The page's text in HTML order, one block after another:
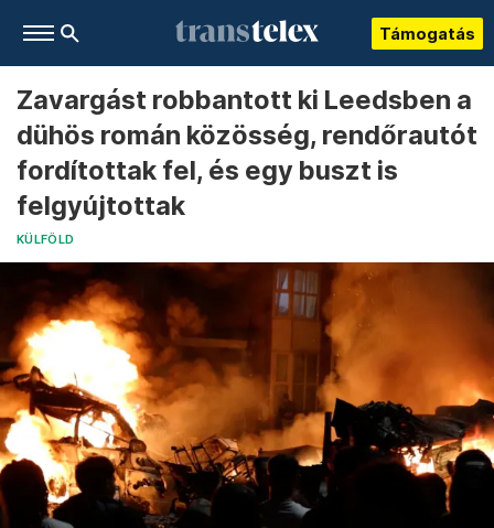
Támogatás
Zavargást robbantott ki Leedsben a
dühös román közösség, rendőrautót
fordítottak fel, és egy buszt is
felgyújtottak
KÜLFÖLD